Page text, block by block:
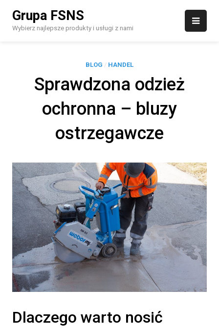
content
Grupa FSNS
Wybierz najlepsze produkty i usługi z nami
BLOG / HANDEL
Sprawdzona odzież
ochronna – bluzy
ostrzegawcze
Dlaczego warto nosić